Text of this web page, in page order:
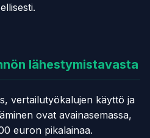
lähestymistavasta
vertailutyökalujen käyttö ja
ovat avainasemassa,
euron pikalainaa.